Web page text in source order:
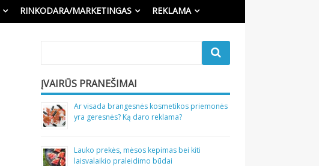
RINKODARA/MARKETINGAS REKLAMA
ĮVAIRŪS PRANEŠIMAI
Ar visada brangesnės kosmetikos priemonės
yra geresnės? Ką daro reklama?
Lauko prekės, mėsos kepimas bei kiti
laisvalaikio praleidimo būdai